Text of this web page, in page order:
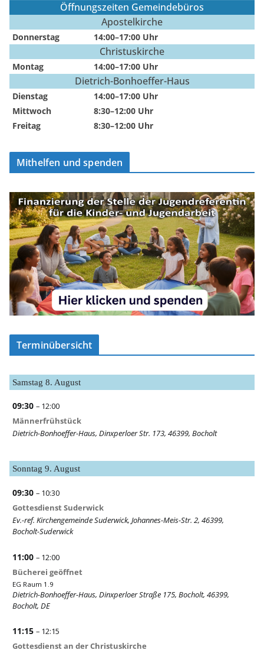
Öffnungszeiten Gemeindebüros
Apostelkirche
Donnerstag 14:00–17:00 Uhr
Christuskirche
Montag 14:00–17:00 Uhr
Dietrich-Bonhoeffer-Haus
Dienstag
14:00–17:00 Uhr
Mittwoch
8:30–12:00 Uhr
Freitag
8:30–12:00 Uhr
Mithelfen und spenden
Terminübersicht
Samstag 8. August
09:30 – 12:00
Männerfrühstück
Dietrich-Bonhoeffer-Haus, Dinxperloer Str. 173, 46399, Bocholt
Sonntag 9. August
09:30 – 10:30
Gottesdienst Suderwick
Ev.-ref. Kirchengemeinde Suderwick, Johannes-Meis-Str. 2, 46399,
Bocholt-Suderwick
11:00 – 12:00
Bücherei geöffnet
Dietrich-Bonhoeffer-Haus, Dinxperloer Straße 175, Bocholt, 46399,
Bocholt, DE
EG Raum 1.9
11:15 – 12:15
Gottesdienst an der Christuskirche